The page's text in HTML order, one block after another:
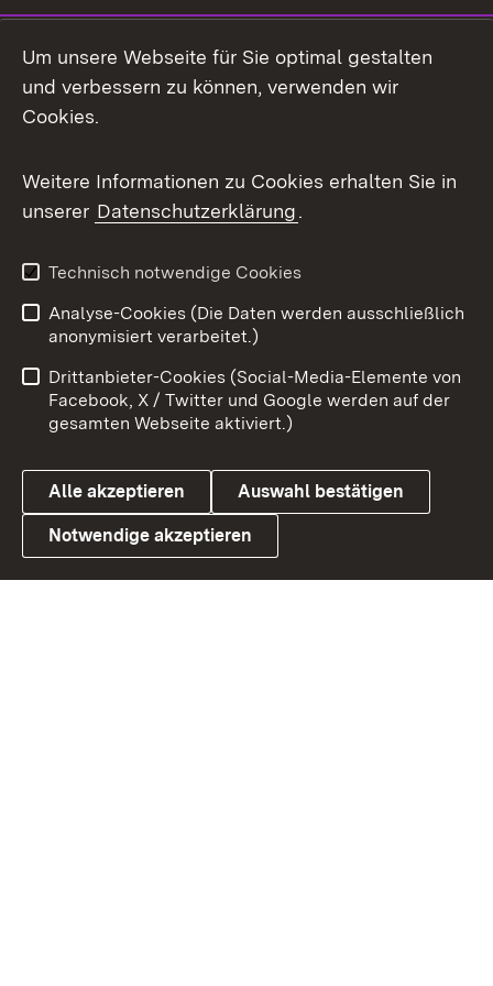
Facebook
X / Twitter
Youtube
Link zum Landesportal
Impressum
Kontakt
Barrierefreiheit
Datenschutz
Cookies
Um unsere Webseite für Sie optimal gestalten
und verbessern zu können, verwenden wir
Cookies.
Weitere Informationen zu Cookies erhalten Sie in
unserer Datenschutzerklärung.
Technisch notwendige Cookies
Analyse-Cookies (Die Daten werden ausschließlich
anonymisiert verarbeitet.)
Drittanbieter-Cookies (Social-Media-Elemente von
Facebook, X / Twitter und Google werden auf der
gesamten Webseite aktiviert.)
Alle akzeptieren Auswahl bestätigen
Notwendige akzeptieren